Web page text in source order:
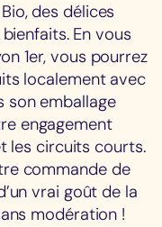
des délices
En vous
1er, vous pourrez
localement avec
son emballage
engagement
les circuits courts.
commande de
vrai goût de la
modération !